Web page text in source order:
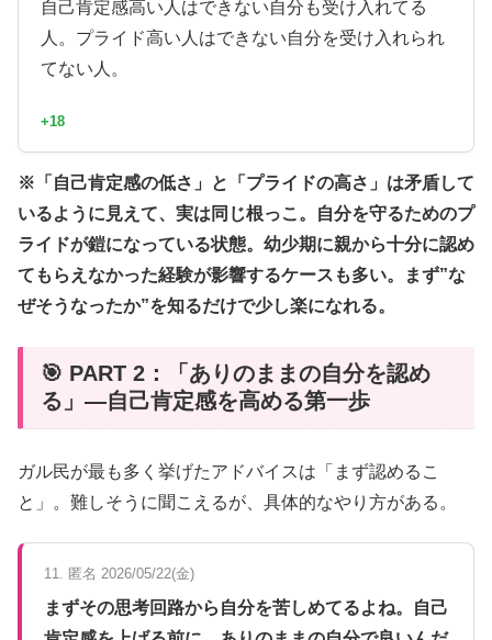
自己肯定感高い人はできない自分も受け入れてる
人。プライド高い人はできない自分を受け入れられ
てない人。
+18
※「自己肯定感の低さ」と「プライドの高さ」は矛盾して
いるように見えて、実は同じ根っこ。自分を守るためのプ
ライドが鎧になっている状態。幼少期に親から十分に認め
てもらえなかった経験が影響するケースも多い。まず”な
ぜそうなったか”を知るだけで少し楽になれる。
🎯 PART 2：「ありのままの自分を認め
る」—自己肯定感を高める第一歩
ガル民が最も多く挙げたアドバイスは「まず認めるこ
と」。難しそうに聞こえるが、具体的なやり方がある。
11. 匿名 2026/05/22(金)
まずその思考回路から自分を苦しめてるよね。自己